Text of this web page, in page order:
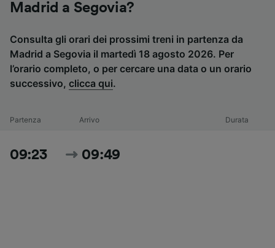
Madrid a Segovia?
Consulta gli orari dei prossimi treni in partenza da
Madrid a Segovia il martedì 18 agosto 2026. Per
l’orario completo, o per cercare una data o un orario
successivo, clicca qui.
Partenza Arrivo Durata
09:23 09:49